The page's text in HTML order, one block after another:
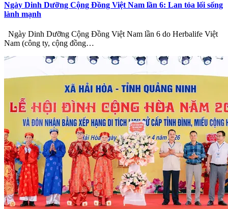
Ngày Dinh Dưỡng Cộng Đồng Việt Nam lần 6: Lan tỏa lối sống
lành mạnh
Ngày Dinh Dưỡng Cộng Đồng Việt Nam lần 6 do Herbalife Việt
Nam (công ty, cộng đồng…